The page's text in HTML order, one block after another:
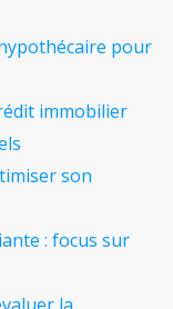
pour
immobilier
son
: focus sur